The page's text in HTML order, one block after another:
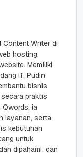
Writer di
hosting,
Memiliki
IT, Pudin
bisnis
praktis
Qwords, ia
layanan, serta
kebutuhan
untuk
dipahami, dan